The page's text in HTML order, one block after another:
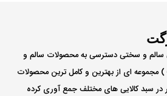
ماست چکیده 900 گرمی "آقای طبیعی" با بسته‌بندی
که به صرفه و اقتصادی است. این
سالم و سختی دسترسی به محصولات سالم و
) مجموعه ای از بهترین و کامل ترین محصولات
در سبد کالایی های مختلف جمع آوری کرده